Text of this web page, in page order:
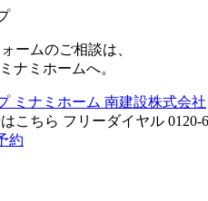
ームのご相談は、
ナミホームへ。
約